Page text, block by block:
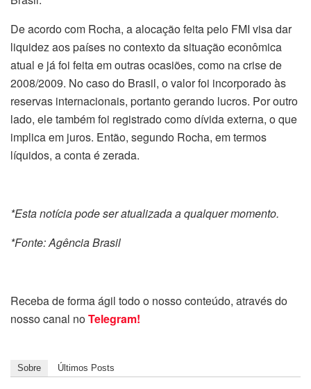
De acordo com Rocha, a alocação feita pelo FMI visa dar
liquidez aos países no contexto da situação econômica
atual e já foi feita em outras ocasiões, como na crise de
2008/2009. No caso do Brasil, o valor foi incorporado às
reservas internacionais, portanto gerando lucros. Por outro
lado, ele também foi registrado como dívida externa, o que
implica em juros. Então, segundo Rocha, em termos
líquidos, a conta é zerada.
*Esta notícia pode ser atualizada a qualquer momento.
*Fonte: Agência Brasil
Receba de forma ágil todo o nosso conteúdo, através do
nosso canal noTelegram!
Sobre Últimos Posts